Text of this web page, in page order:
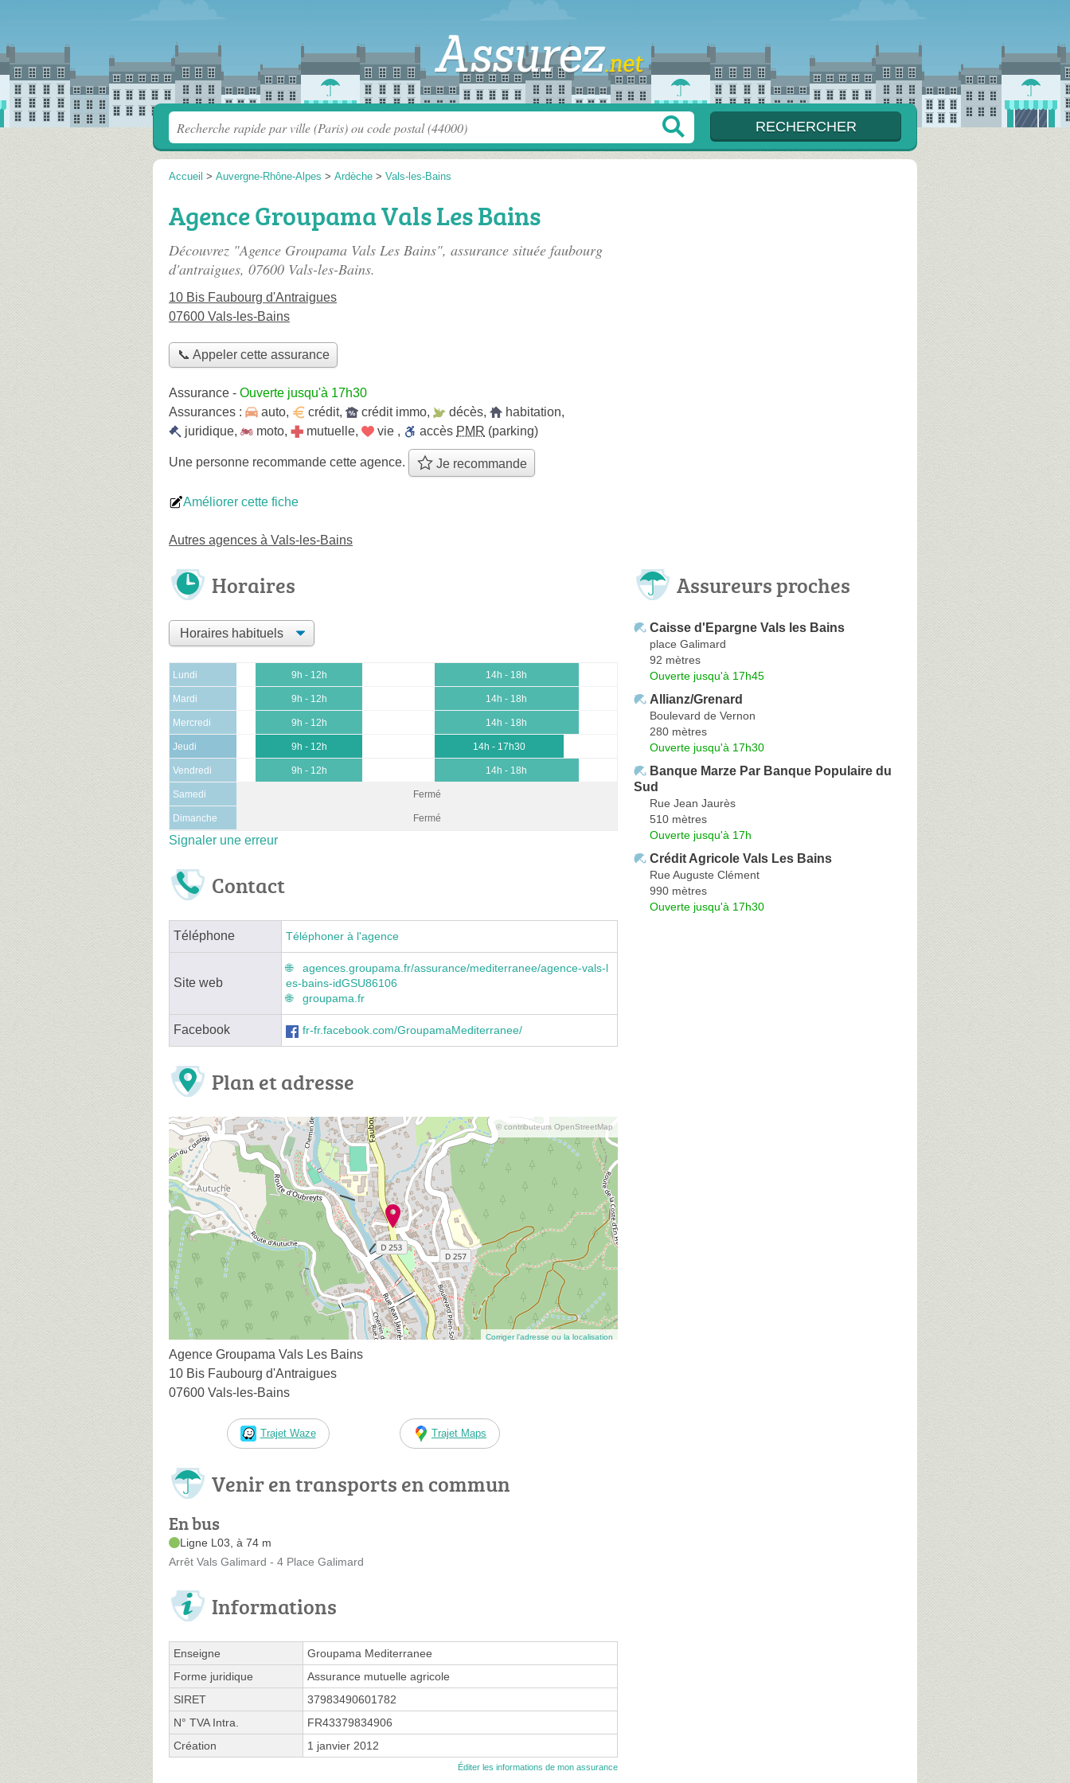
Accueil > Auvergne-Rhône-Alpes > Ardèche > Vals-les-Bains
Agence Groupama Vals Les Bains
Découvrez "Agence Groupama Vals Les Bains", assurance située faubourg
d'antraigues, 07600 Vals-les-Bains.
10 Bis Faubourg d'Antraigues
07600 Vals-les-Bains
📞 Appeler cette assurance
Assurance - Ouverte jusqu'à 17h30
Assurances :
auto, crédit, crédit immo, décès, habitation,
juridique, moto, mutuelle, vie , accès PMR (parking)
Une personne recommande cette agence. Je recommande
Améliorer cette fiche
Autres agences à Vals-les-Bains
Horaires
Lundi 9h - 12h 14h - 18h
Mardi 9h - 12h 14h - 18h
Mercredi 9h - 12h 14h - 18h
Jeudi 9h - 12h 14h - 17h30
Vendredi 9h - 12h 14h - 18h
Samedi Fermé
Dimanche Fermé
Signaler une erreur
Contact
Téléphone Téléphoner à l'agence
Site web
agences.groupama.fr/assurance/mediterranee/agence-vals-l
es-bains-idGSU86106
groupama.fr
Facebook fr-fr.facebook.com/GroupamaMediterranee/
Plan et adresse
© contributeurs OpenStreetMap
Corriger l’adresse ou la localisation
Agence Groupama Vals Les Bains
10 Bis Faubourg d'Antraigues
07600 Vals-les-Bains
Trajet Waze Trajet Maps
Venir en transports en commun
En bus
Ligne L03, à 74 m
Arrêt Vals Galimard - 4 Place Galimard
Informations
Enseigne
Groupama Mediterranee
Forme juridique
Assurance mutuelle agricole
SIRET
37983490601782
N° TVA Intra.
FR43379834906
Création
1 janvier 2012
Éditer les informations de mon assurance
Assureurs proches
Caisse d'Epargne Vals les Bains
place Galimard
92 mètres
Ouverte jusqu'à 17h45
Allianz/Grenard
Boulevard de Vernon
280 mètres
Ouverte jusqu'à 17h30
Banque Marze Par Banque Populaire du
Sud
Rue Jean Jaurès
510 mètres
Ouverte jusqu'à 17h
Crédit Agricole Vals Les Bains
Rue Auguste Clément
990 mètres
Ouverte jusqu'à 17h30